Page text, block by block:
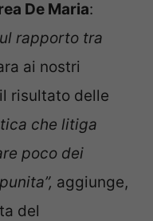
De Maria:
rapporto tra
ai nostri
risultato delle
che litiga
poco dei
aggiunge,
del